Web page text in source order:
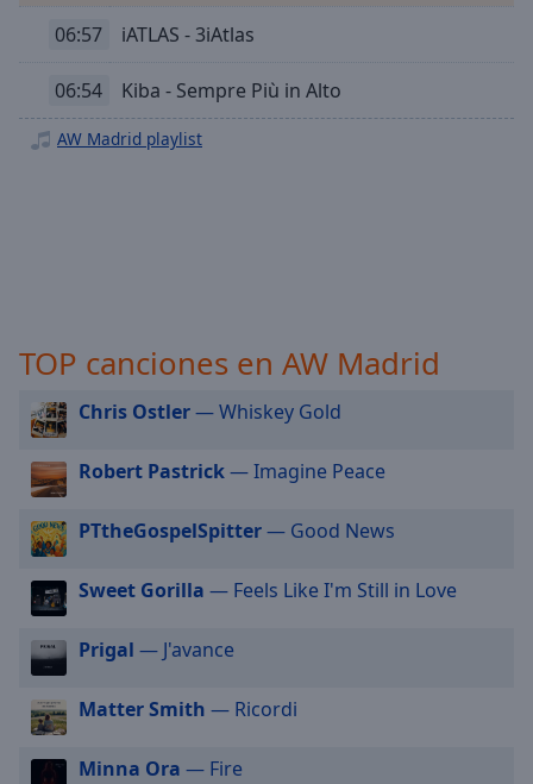
off,
settings
subtitles
off
selected
Track
in-
Picture
Fullscreen
This
modal
window.
06:57 iATLAS - 3iAtlas
06:54 Kiba - Sempre Più in Alto
AW Madrid playlist
TOP canciones en AW Madrid
Chris Ostler— Whiskey Gold
Robert Pastrick— Imagine Peace
PTtheGospelSpitter— Good News
Sweet Gorilla — Feels Like I'm Still in Love
Prigal — J'avance
Matter Smith — Ricordi
Minna Ora — Fire